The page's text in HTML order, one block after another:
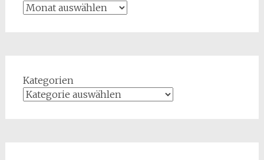
Kategorien